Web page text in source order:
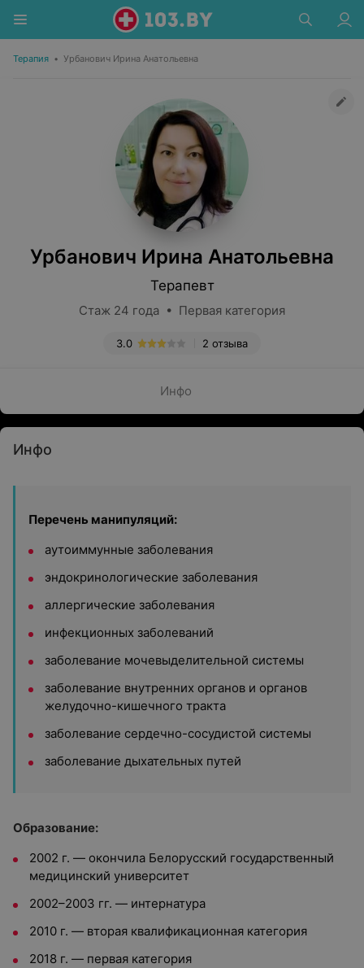
Терапия • Урбанович Ирина Анатольевна
Урбанович Ирина Анатольевна
Терапевт
Стаж 24 года • Первая категория
2 отзыва
3.0
Инфо
Инфо
Перечень манипуляций:
аутоиммунные заболевания
эндокринологические заболевания
аллергические заболевания
инфекционных заболеваний
заболевание мочевыделительной системы
заболевание внутренних органов и органов
желудочно-кишечного тракта
заболевание сердечно-сосудистой системы
заболевание дыхательных путей
Образование:
2002 г. — окончила Белорусский государственный
медицинский университет
2002–2003 гг. — интернатура
2010 г. — вторая квалификационная категория
2018 г. — первая категория